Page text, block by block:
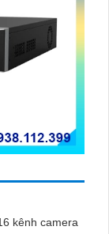
kênh camera